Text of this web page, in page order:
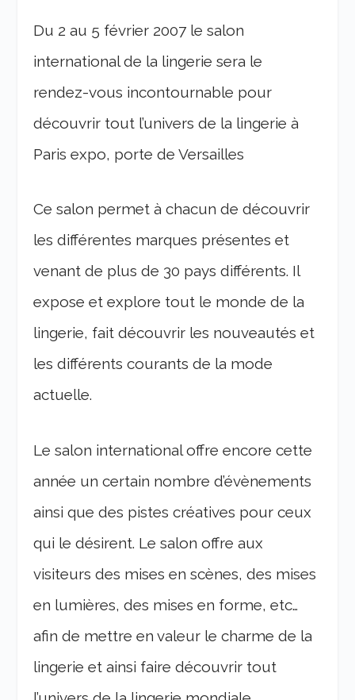
Du 2 au 5 février 2007 le salon
international de la lingerie sera le
rendez-vous incontournable pour
découvrir tout l’univers de la lingerie à
Paris expo, porte de Versailles
Ce salon permet à chacun de découvrir
les différentes marques présentes et
venant de plus de 30 pays différents. Il
expose et explore tout le monde de la
lingerie, fait découvrir les nouveautés et
les différents courants de la mode
actuelle.
Le salon international offre encore cette
année un certain nombre d’évènements
ainsi que des pistes créatives pour ceux
qui le désirent. Le salon offre aux
visiteurs des mises en scènes, des mises
en lumières, des mises en forme, etc…
afin de mettre en valeur le charme de la
lingerie et ainsi faire découvrir tout